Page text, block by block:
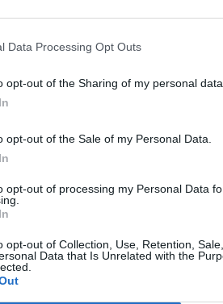
Data Processing Opt Outs
opt-out of the Sharing of my personal data.
opt-out of the Sale of my Personal Data.
opt-out of processing my Personal Data
opt-out of Collection, Use, Retention,
Data that Is Unrelated with the
ledet av folk med
oldtimeren Helge Duus
valgfri utenbordsmotor eller
Arendal var selve navet i
på en veletablert aktør med
å slå seg inn i
selv om både Evoy og